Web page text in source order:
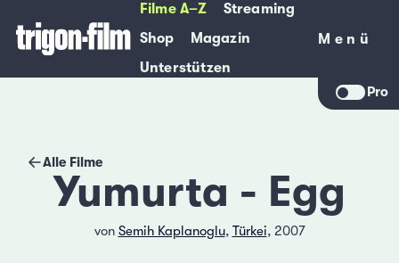
Filme A–Z
Streaming
Shop
Magazin
Unterstützen
Menü
Menü
Pro
Alle Filme
Yumurta - Egg
von Semih Kaplanoglu, Türkei, 2007